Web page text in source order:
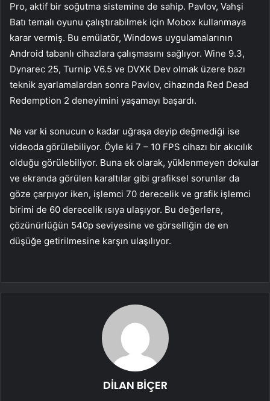
Pro, aktif bir soğutma sistemine de sahip. Pavlov, Vahşi
Batı temalı oyunu çalıştırabilmek için Mobox kullanmaya
karar vermiş. Bu emülatör, Windows uygulamalarının
Android tabanlı cihazlara çalışmasını sağlıyor. Wine 9.3,
Dynarec 25, Turnip V6.5 ve DVXK Dev olmak üzere bazı
teknik ayarlamalardan sonra Pavlov, cihazında Red Dead
Redemption 2 deneyimini yaşamayı başardı.
Ne var ki sonucun o kadar uğraşa deyip değmediği ise
videoda görülebiliyor. Öyle ki 7 – 10 FPS cihazı bir akıcılık
olduğu görülebiliyor. Buna ek olarak, yüklenmeyen dokular
ve ekranda görülen karaltılar gibi grafiksel sorunlar da
göze çarpıyor iken, işlemci 70 derecelik ve grafik işlemci
birimi de 60 derecelik ısıya ulaşıyor. Bu değerlere,
çözünürlüğün 540p seviyesine ve görselliğin de en
düşüğe getirilmesine karşın ulaşılıyor.
DİLAN BİÇER